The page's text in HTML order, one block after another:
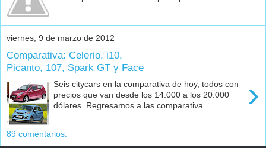
viernes, 9 de marzo de 2012
Comparativa: Celerio, i10,
Picanto, 107, Spark GT y Face
›
Seis citycars en la comparativa de hoy, todos con
precios que van desde los 14.000 a los 20.000
dólares. Regresamos a las comparativa...
89 comentarios: